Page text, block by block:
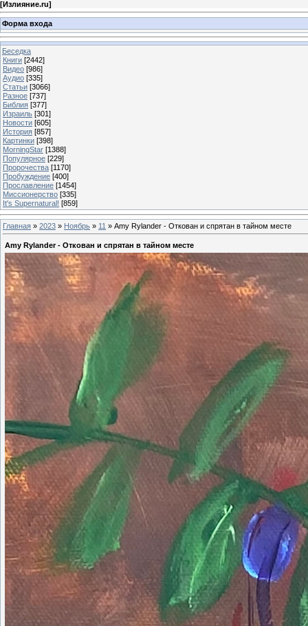
[Излияние.ru]
Форма входа
Беседка
Книги [2442]
Видео [986]
Аудио [335]
Статьи [3066]
Разное [737]
Библия [377]
Израиль [301]
Новости [605]
История [857]
Картинки [398]
MorningStar [1388]
Популярное [229]
Пророчества [1170]
Пробуждение [400]
Прославление [1454]
Миссионерство [335]
It's Supernatural! [859]
Главная » 2023 » Ноябрь » 11 » Amy Rylander - Откован и спрятан в тайном месте
Amy Rylander - Откован и спрятан в тайном месте